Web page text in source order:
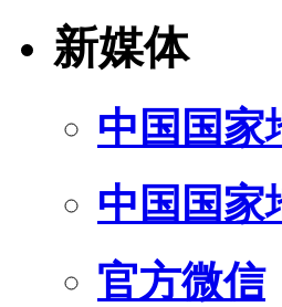
新媒体
中国国家
中国国家
官方微信